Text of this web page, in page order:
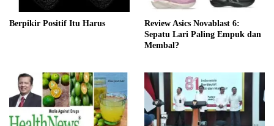
Berpikir Positif Itu Harus
Review Asics Novablast 6:
Sepatu Lari Paling Empuk dan
Membal?